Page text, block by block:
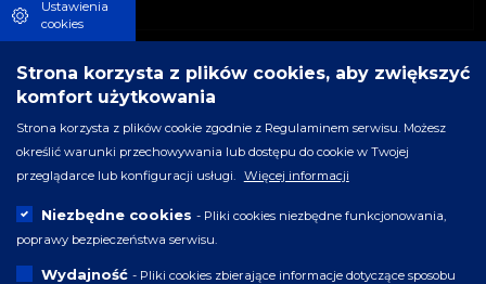
Ustawienia
cookies
Strona korzysta z plików cookies, aby zwiększyć
komfort użytkowania
Strona korzysta z plików cookie zgodnie z Regulaminem serwisu. Możesz
określić warunki przechowywania lub dostępu do cookie w Twojej
przeglądarce lub konfiguracji usługi.
Więcej informacji
Niezbędne cookies - Pliki cookies niezbędne funkcjonowania,
poprawy bezpieczeństwa serwisu.
Wydajność - Pliki cookies zbierające informacje dotyczące sposobu